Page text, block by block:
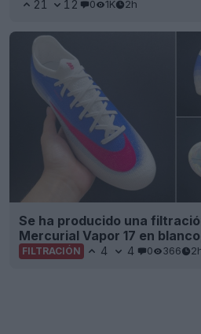
21 12 0 1K 2h
Se ha producido una
Mercurial Vapor 17 en
FILTRACIÓN 4 4 0 366